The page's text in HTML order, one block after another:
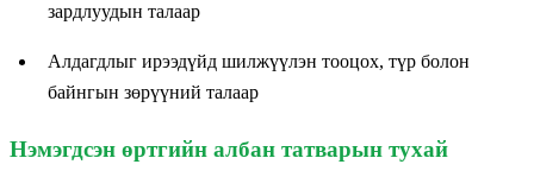
зардлуудын талаар
Алдагдлыг ирээдүйд шилжүүлэн тооцох, түр болон
байнгын зөрүүний талаар
Нэмэгдсэн өртгийн албан татварын тухай